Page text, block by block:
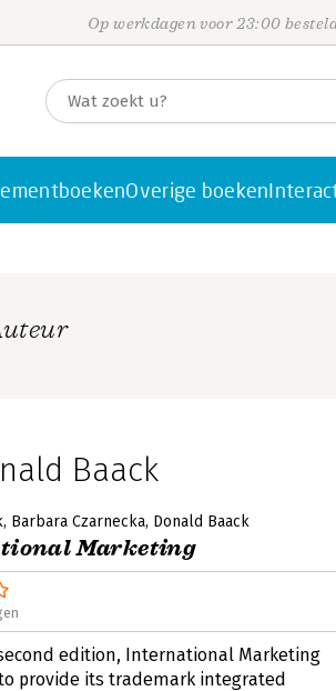
Op werkdagen voor 23:00
Overige boeken
Baack
Barbara Czarnecka Donald Baack
Marketing
edition, International Marketing
provide its trademark integrated